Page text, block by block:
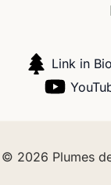
Link in Bio
© 2026 Plumes